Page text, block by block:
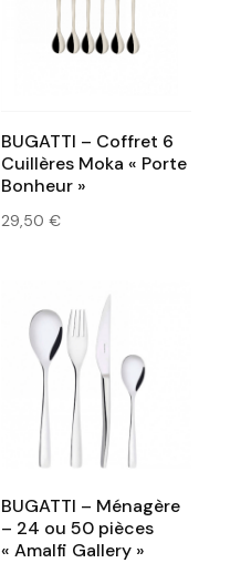
BUGATTI – Coffret 6
Cuillères Moka « Porte
Bonheur »
29,50€
BUGATTI – Ménagère
– 24 ou 50 pièces
« Amalfi Gallery »